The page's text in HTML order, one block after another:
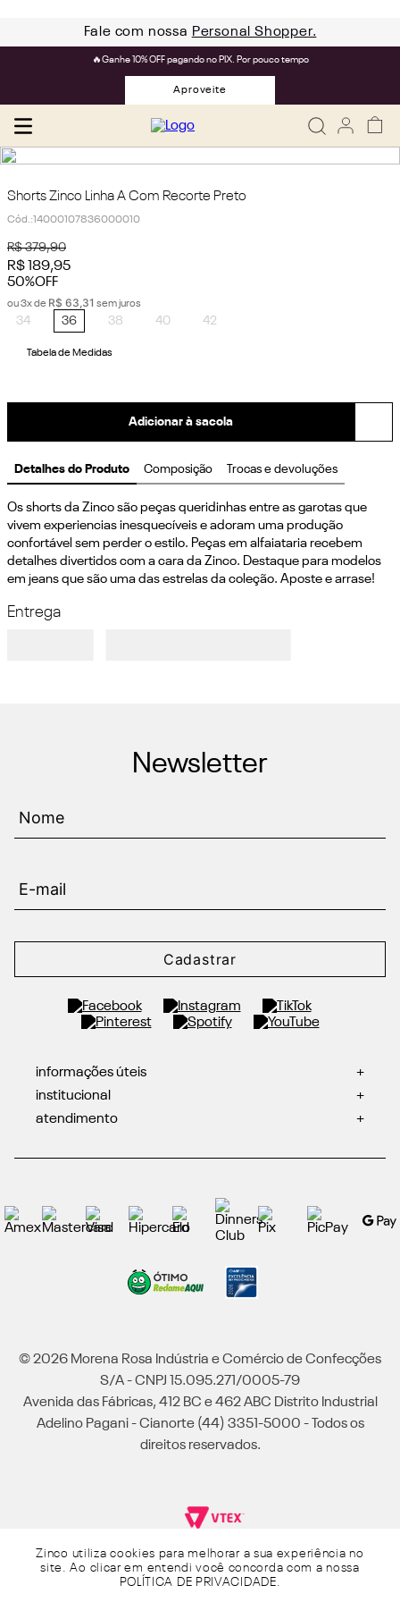
Zinco utiliza cookies para melhorar a sua experiência no
site. Ao clicar em entendi você concorda com a nossa
POLÍTICA DE PRIVACIDADE.
Fale com nossa Personal Shopper.
🔥Ganhe 10% OFF pagando no PIX. Por pouco tempo
Aproveite
Shorts Zinco Linha A Com Recorte Preto
Cód.:14000107836000010
R$ 379,90
R$ 189,95
50%OFF
ou3x de R$ 63,31 sem juros
34 36 38 40 42
Tabela de Medidas
Adicionar à sacola
Detalhes do Produto Composição Trocas e devoluções
Os shorts da Zinco são peças queridinhas entre as garotas que
vivem experiencias inesquecíveis e adoram uma produção
confortável sem perder o estilo. Peças em alfaiataria recebem
detalhes divertidos com a cara da Zinco. Destaque para modelos
em jeans que são uma das estrelas da coleção. Aposte e arrase!
Entrega
Newsletter
Cadastrar
informações úteis
+
institucional
+
atendimento
+
© 2026 Morena Rosa Indústria e Comércio de Confecções
S/A - CNPJ 15.095.271/0005-79
Avenida das Fábricas, 412 BC e 462 ABC Distrito Industrial
Adelino Pagani - Cianorte (44) 3351-5000 - Todos os
direitos reservados.
Powered by Grupo Morena Rosa: Morena Rosa, Iódice, Maria Valentina, Zinco e
Lebôh - Todos os direitos reservados.